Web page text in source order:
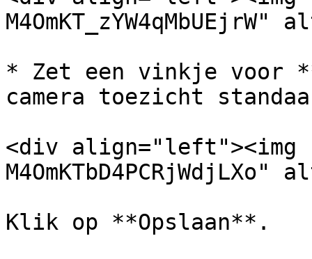
* Zet een vinkje voor
camera toezicht
<div
Klik op **Opslaan**.